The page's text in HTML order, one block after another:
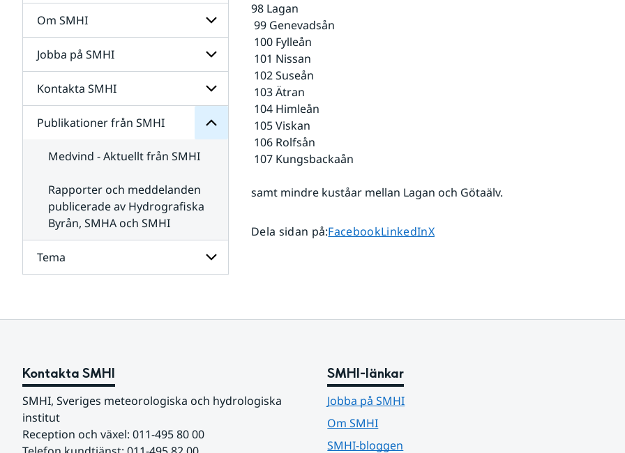
Om SMHI
Undersidor
för
Om
SMHI
Jobba på SMHI
Undersidor
för
Jobba
på
Kontakta SMHI
Undersidor
Kontakta
SMHI
Publikationer från SMHI
Undersidor
för
Publikationer
från
SMHI
Medvind - Aktuellt från SMHI
Rapporter och meddelanden
publicerade av Hydrografiska
Byrån, SMHA och SMHI
Tema
Tema
98 Lagan
99 Genevadsån
100 Fylleån
101 Nissan
102 Suseån
103 Ätran
104 Himleån
105 Viskan
106 Rolfsån
107 Kungsbackaån
samt mindre kuståar mellan Lagan och Götaälv.
Dela sidan på:Dela sidan på
FacebookDela sidan på
LinkedInDela sidan på
X
Kontakta SMHI
SMHI, Sveriges meteorologiska och hydrologiska
institut
Reception och växel: 011-495 80 00
SMHI-länkar
Jobba på SMHI
Om SMHI
SMHI-bloggen